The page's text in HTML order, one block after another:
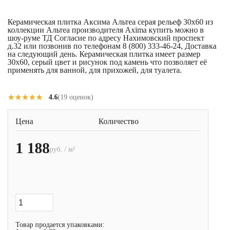
Керамическая плитка Аксима Альтеа серая рельеф 30x60 из
коллекции Альтеа производителя Axima купить можно в
шоу-руме ТД Согласие по адресу Нахимовский проспект
д.32 или позвонив по телефонам 8 (800) 333-46-24, Доставка
на следующий день. Керамическая плитка имеет размер
30x60, серый цвет и рисунок под камень что позволяет её
применять для ванной, для прихожей, для туалета.
★★★★★
★★★★★ 4.6(19 оценок)
Цена Количество
1 188руб. / м²
Товар продается упаковками: